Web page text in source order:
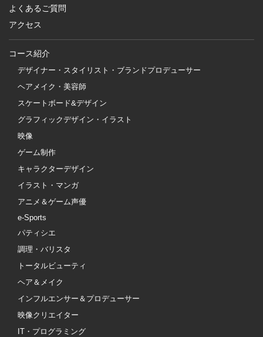
よくあるご質問
アクセス
コース紹介
デザイナー・スタイリスト・ブランドプロデューサー
ヘアメイク・美容師
スケートボード&デザイン
グラフィックデザイン・イラスト
映像
ゲーム制作
キャラクターデザイン
イラスト・マンガ
アニメ＆ゲーム声優
e-Sports
パティシエ
調理・バリスタ
トータルビューティ
ヘア＆メイク
インフルエンサー＆プロデューサー
映像クリエイター
IT・プログラミング